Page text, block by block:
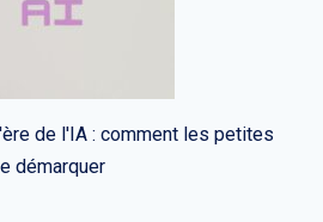
de l'IA : comment les petites
démarquer